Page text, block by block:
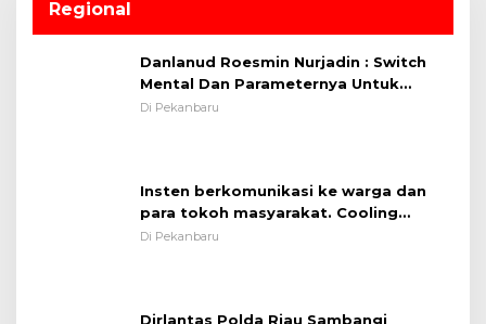
Danlanud Roesmin Nurjadin : Switch
Mental Dan Parameternya Untuk
Melaksanakan ✈
Di Pekanbaru
para tokoh masyarakat. Cooling
System OMP LK ²024 Polsek Rumbai,
Di Pekanbaru
Pengunjung Car Free Day Sampaikan